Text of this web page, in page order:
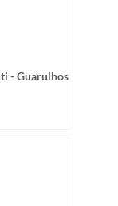
- Guarulhos